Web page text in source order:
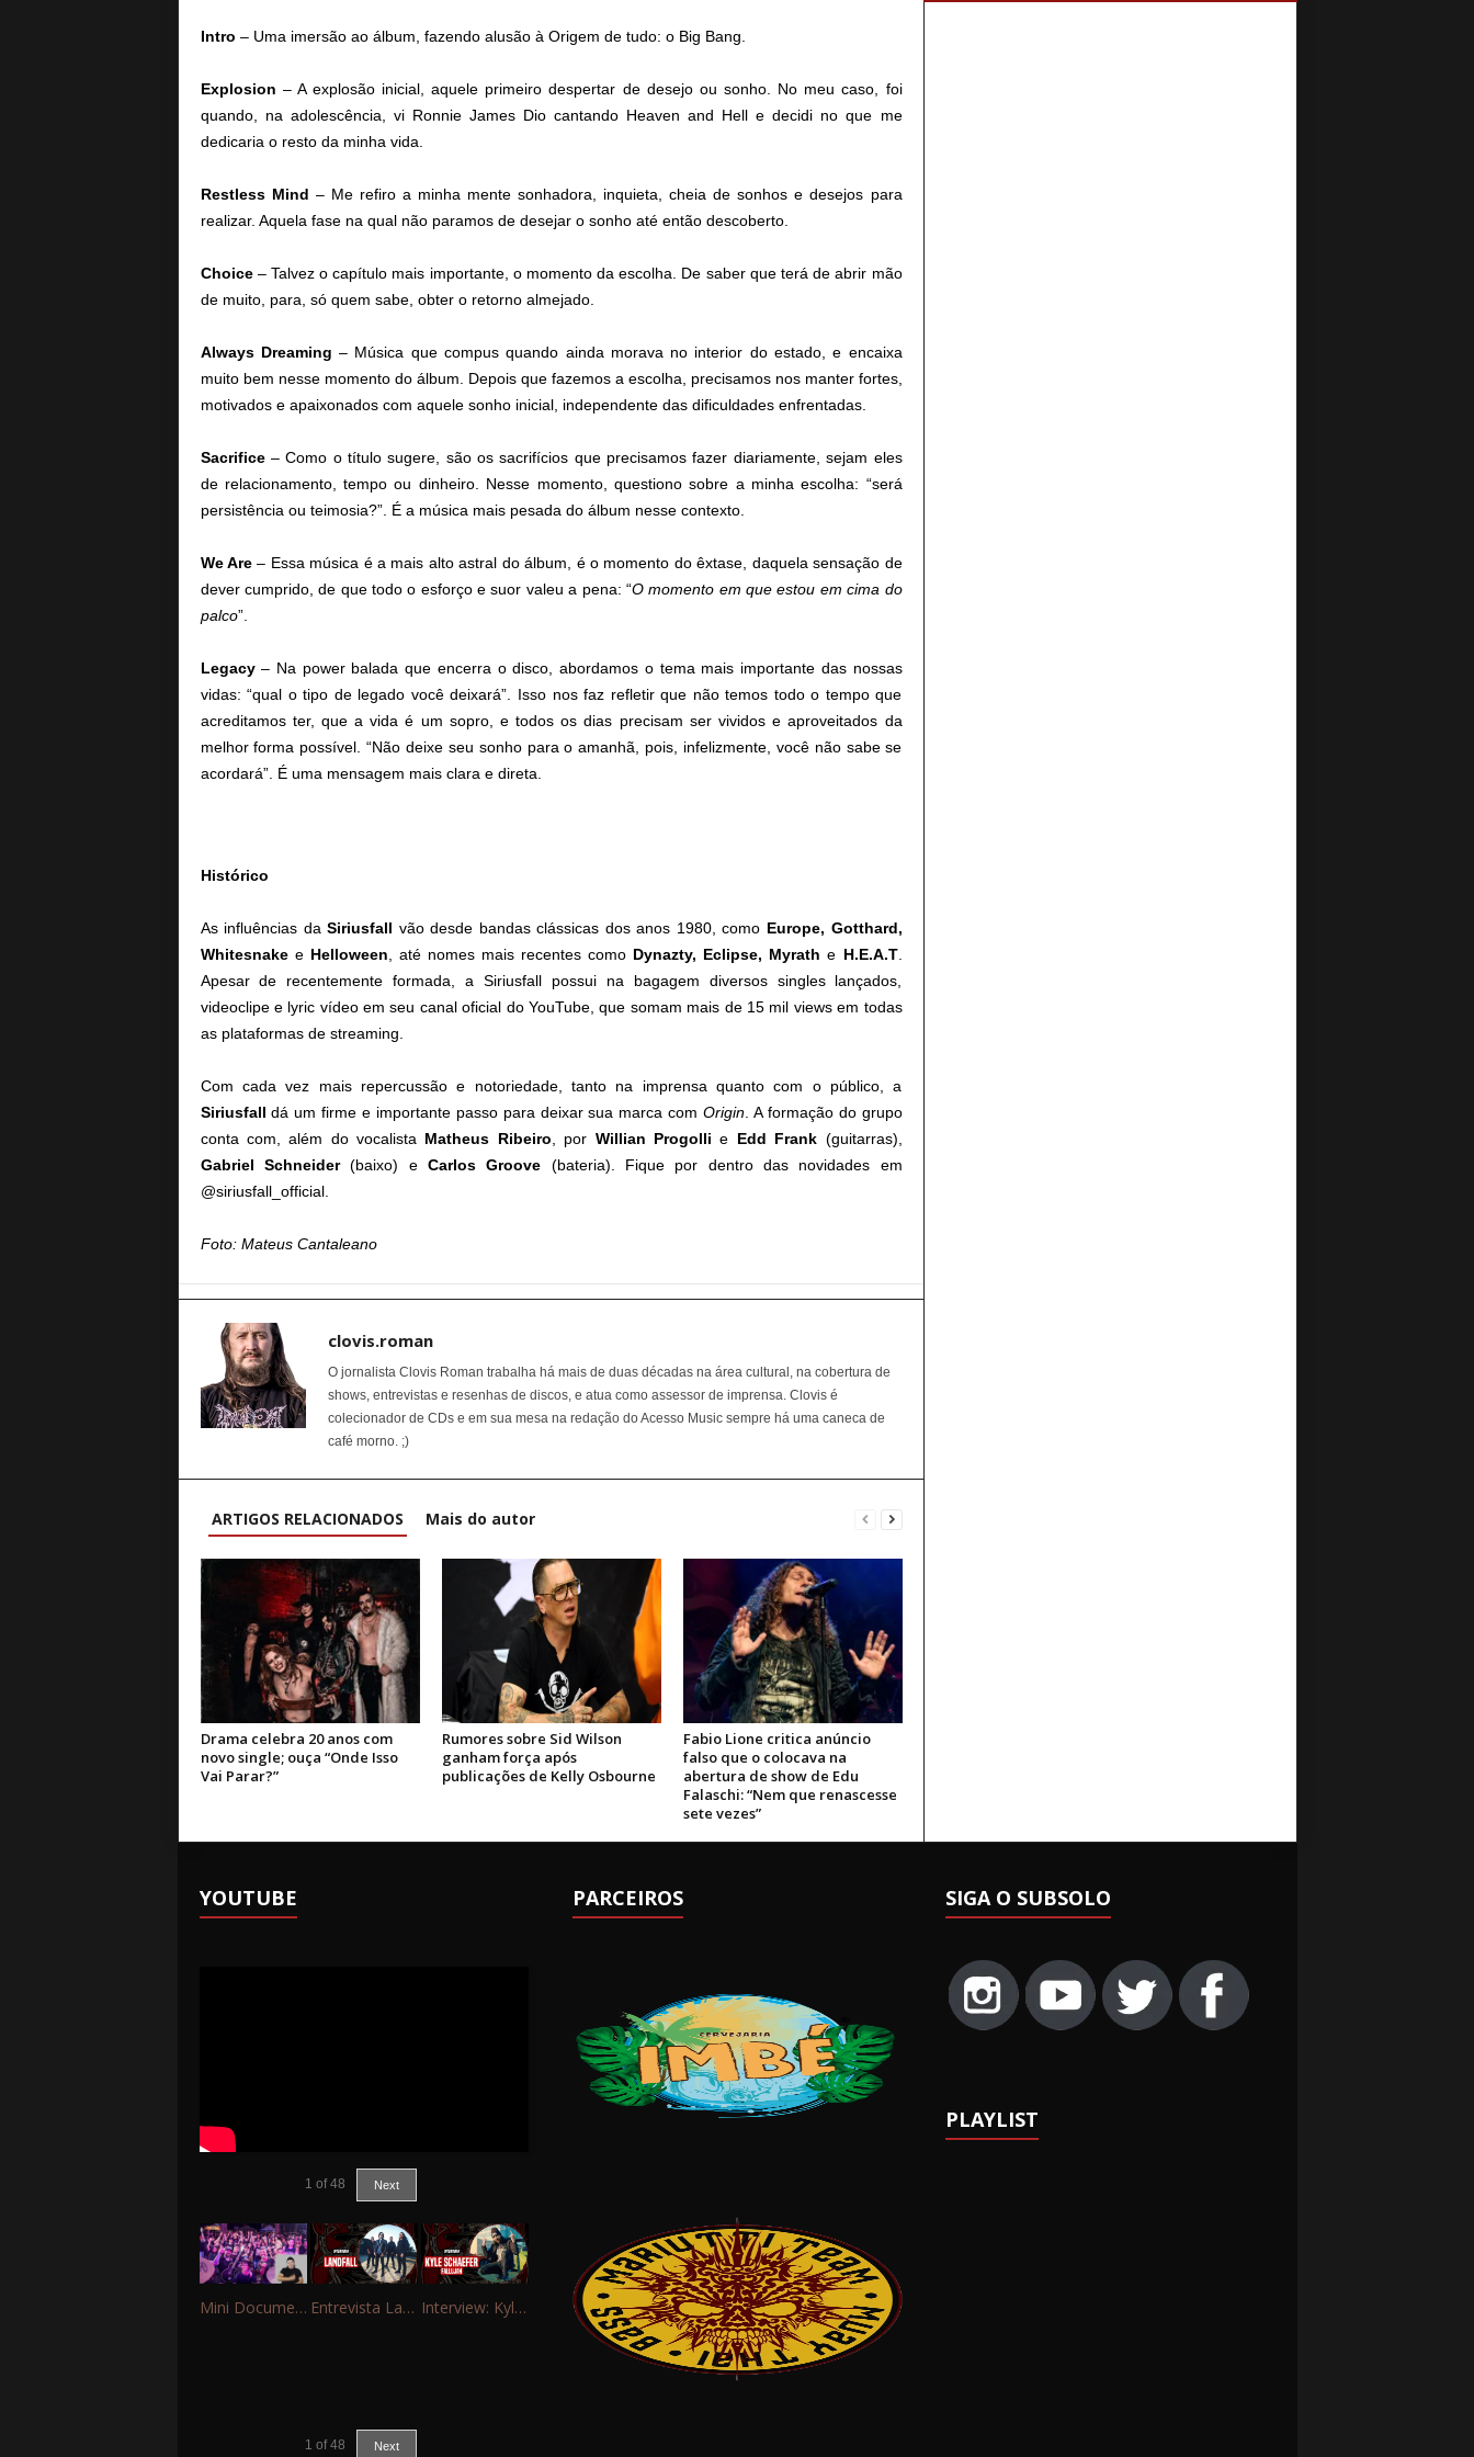
Intro – Uma imersão ao álbum, fazendo alusão à Origem de tudo: o Big Bang.
Explosion – A explosão inicial, aquele primeiro despertar de desejo ou sonho. No meu caso, foi
quando, na adolescência, vi Ronnie James Dio cantando Heaven and Hell e decidi no que me
dedicaria o resto da minha vida.
Restless Mind – Me refiro a minha mente sonhadora, inquieta, cheia de sonhos e desejos para
realizar. Aquela fase na qual não paramos de desejar o sonho até então descoberto.
Choice– Talvez o capítulo mais importante, o momento da escolha. De saber que terá de abrir mão
de muito, para, só quem sabe, obter o retorno almejado.
Always Dreaming – Música que compus quando ainda morava no interior do estado, e encaixa
muito bem nesse momento do álbum. Depois que fazemos a escolha, precisamos nos manter fortes,
motivados e apaixonados com aquele sonho inicial, independente das dificuldades enfrentadas.
Sacrifice– Como o título sugere, são os sacrifícios que precisamos fazer diariamente, sejam eles
de relacionamento, tempo ou dinheiro. Nesse momento, questiono sobre a minha escolha: “será
persistência ou teimosia?”. É a música mais pesada do álbum nesse contexto.
We Are– Essa música é a mais alto astral do álbum, é o momento do êxtase, daquela sensação de
dever cumprido, de que todo o esforço e suor valeu a pena: “O momento em que estou em cima do
palco”.
Legacy– Na power balada que encerra o disco, abordamos o tema mais importante das nossas
vidas: “qual o tipo de legado você deixará”. Isso nos faz refletir que não temos todo o tempo que
acreditamos ter, que a vida é um sopro, e todos os dias precisam ser vividos e aproveitados da
melhor forma possível. “Não deixe seu sonho para o amanhã, pois, infelizmente, você não sabe se
acordará”. É uma mensagem mais clara e direta.
Histórico
As influências daSiriusfall vão desde bandas clássicas dos anos 1980, como Europe, Gotthard,
Whitesnake eHelloween , até nomes mais recentes como Dynazty, Eclipse, Myrathe H.E.A.T.
Apesar de recentemente formada, a Siriusfall possui na bagagem diversos singles lançados,
videoclipe e lyric vídeo em seu canal oficial do YouTube, que somam mais de 15 mil views em todas
as plataformas de streaming.
Com cada vez mais repercussão e notoriedade, tanto na imprensa quanto com o público, a
Siriusfall dá um firme e importante passo para deixar sua marca com Origin . A formação do grupo
conta com, além do vocalista Matheus Ribeiro , por Willian Progolli e Edd Frank (guitarras),
Gabriel Schneider(baixo) e Carlos Groove (bateria). Fique por dentro das novidades em
@siriusfall_official.
Foto: Mateus Cantaleano
clovis.roman
O jornalista Clovis Roman trabalha há mais de duas décadas na área cultural, na cobertura de
shows, entrevistas e resenhas de discos, e atua como assessor de imprensa. Clovis é
colecionador de CDs e em sua mesa na redação do Acesso Music sempre há uma caneca de
café morno. ;)
ARTIGOS RELACIONADOS Mais do autor
Drama celebra 20 anos com
novo single; ouça “Onde Isso
Vai Parar?”
Rumores sobre Sid Wilson
ganham força após
publicações de Kelly Osbourne
Fabio Lione critica anúncio
falso que o colocava na
abertura de show de Edu
Falaschi: “Nem que renascesse
sete vezes”
YOUTUBE
1 of 48 Next
Mini Documentário – 10 Anos de Portinho Rock Entrevista Landfall Interview: Kyle Schaefer (Fallujah)
1 of 48 Next
PARCEIROS SIGA O SUBSOLO
PLAYLIST